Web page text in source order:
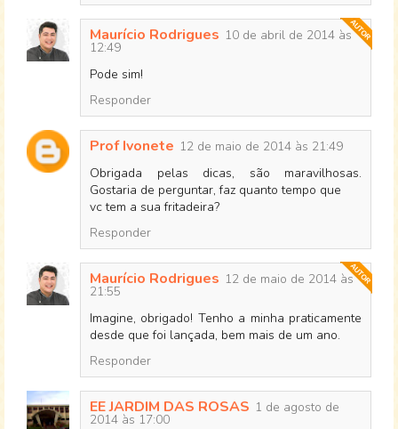
Maurício Rodrigues 10 de abril de 2014 às
12:49
Pode sim!
Responder
Prof Ivonete 12 de maio de 2014 às 21:49
Obrigada pelas dicas, são maravilhosas.
Gostaria de perguntar, faz quanto tempo que
vc tem a sua fritadeira?
Responder
Maurício Rodrigues 12 de maio de 2014 às
21:55
Imagine, obrigado! Tenho a minha praticamente
desde que foi lançada, bem mais de um ano.
Responder
EE JARDIM DAS ROSAS 1 de agosto de
2014 às 17:00